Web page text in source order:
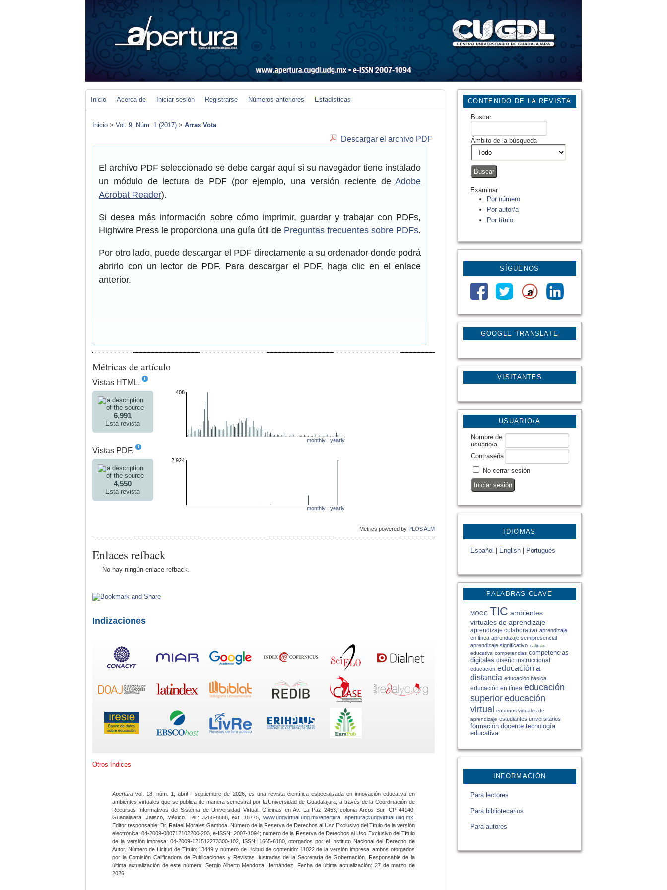
GOOGLE TRANSLATE
VISITANTES
CONTENIDO DE LA REVISTA
Buscar
Ámbito de la búsqueda
Examinar
Por número
Por autor/a
Por título
SÍGUENOS
USUARIO/A
Nombre de
usuario/a
Contraseña
No cerrar sesión
IDIOMAS
Español English Portugués
PALABRAS CLAVE
MOOC TIC ambientes
virtuales de aprendizaje
aprendizaje colaborativo aprendizaje
en línea aprendizaje semipresencial
aprendizaje significativo calidad
educativa competencias competencias
digitales diseño instruccional
educación educación a
distancia educación básica
educación en línea educación
superior educación
virtual entornos virtuales de
aprendizaje estudiantes universitarios
formación docente tecnología
educativa
INFORMACIÓN
Para lectores
Para bibliotecarios
Para autores
Inicio Acerca de Iniciar sesión Registrarse Números anteriores Estadísticas
Inicio > Vol. 9, Núm. 1 (2017) > Arras Vota
Descargar el archivo PDF
El archivo PDF seleccionado se debe cargar aquí si su navegador tiene instalado
un módulo de lectura de PDF (por ejemplo, una versión reciente deAdobe
Acrobat Reader).
Si desea más información sobre cómo imprimir, guardar y trabajar con PDFs,
Highwire Press le proporciona una guía útil de Preguntas frecuentes sobre PDFs.
Por otro lado, puede descargar el PDF directamente a su ordenador donde podrá
abrirlo con un lector de PDF. Para descargar el PDF, haga clic en el enlace
anterior.
Métricas de artículo
Vistas HTML.
6,991
Esta revista
408
monthly| yearly
Vistas PDF.
4,550
Esta revista
2,924
monthly| yearly
Metrics powered by PLOS ALM
Enlaces refback
No hay ningún enlace refback.
Indizaciones
Otros índices
Apertura vol. 18, núm. 1, abril - septiembre de 2026, es una revista científica especializada en innovación educativa en
ambientes virtuales que se publica de manera semestral por la Universidad de Guadalajara, a través de la Coordinación de
Recursos Informativos del Sistema de Universidad Virtual. Oficinas en Av. La Paz 2453, colonia Arcos Sur, CP 44140,
Guadalajara, Jalisco, México. Tel.: 3268-8888, ext. 18775,www.udgvirtual.udg.mx/apertura apertura@udgvirtual.udg.mx
Editor responsable: Dr. Rafael Morales Gamboa. Número de la Reserva de Derechos al Uso Exclusivo del Título de la versión
electrónica: 04-2009-080712102200-203, e-ISSN: 2007-1094; número de la Reserva de Derechos al Uso Exclusivo del Título
de la versión impresa: 04-2009-121512273300-102, ISSN: 1665-6180, otorgados por el Instituto Nacional del Derecho de
Autor. Número de Licitud de Título: 13449 y número de Licitud de contenido: 11022 de la versión impresa, ambos otorgados
por la Comisión Calificadora de Publicaciones y Revistas Ilustradas de la Secretaría de Gobernación. Responsable de la
última actualización de este número: Sergio Alberto Mendoza Hernández. Fecha de última actualización: 27 de marzo de
2026.